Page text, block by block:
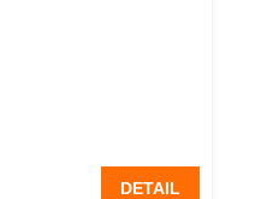
DETAIL